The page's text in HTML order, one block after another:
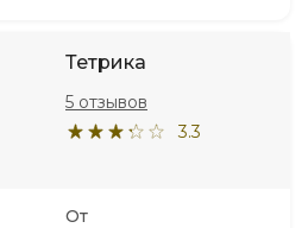
Тетрика
3.3
5 отзывов
От